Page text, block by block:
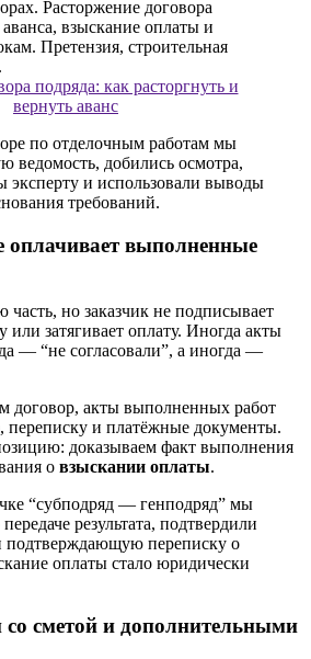
подряда: как расторгнуть и
вернуть аванс
по отделочным работам мы
ведомость, добились осмотра,
эксперту и использовали выводы
требований.
оплачивает выполненные
часть, но заказчик не подписывает
или затягивает оплату. Иногда акты
— “не согласовали”, а иногда —
договор, акты выполненных работ
и платёжные документы.
доказываем факт выполнения
о взыскании оплаты.
“субподряд — генподряд” мы
результата, подтвердили
подтверждающую переписку о
оплаты стало юридически
со сметой и дополнительными